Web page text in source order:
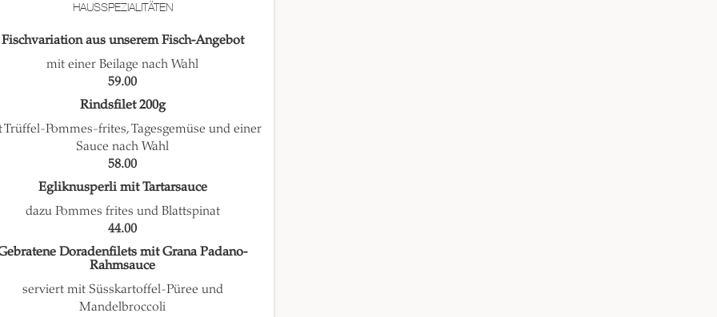
HAUSSPEZIALITÄTEN
Fischvariation aus unserem Fisch-Angebot
mit einer Beilage nach Wahl
59.00
Rindsfilet 200g
Trüffel-Pommes-frites, Tagesgemüse und einer
Sauce nach Wahl
58.00
Egliknusperli mit Tartarsauce
dazu Pommes frites und Blattspinat
44.00
Doradenfilets mit Grana Padano-
Rahmsauce
serviert mit Süsskartoffel-Püree und
Mandelbroccoli